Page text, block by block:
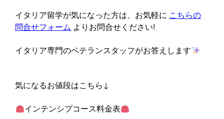
イタリア留学が気になった方は、お気軽に こちらの
問合せフォーム よりお問合せください!
イタリア専門のベテランスタッフがお答えします
気になるお値段はこちら↓
インテンシプコース料金表